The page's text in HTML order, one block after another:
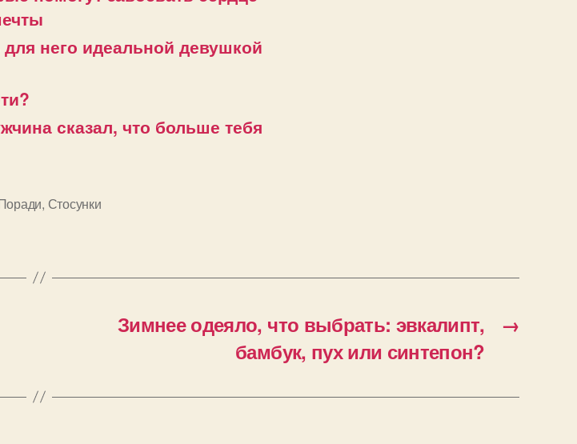
него идеальной девушкой
сказал, что больше тебя
, Стосунки
→
Зимнее одеяло, что выбрать: эвкалипт,
бамбук, пух или синтепон?